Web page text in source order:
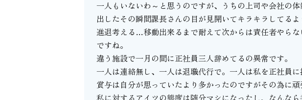
一人もいないわ～と思うのですが、うちの上司や会社の
出したその瞬間課長さんの目が見開いてキラキラしてる
進退考える…移動出来るまで耐えて次からは責任者やらな
ですね。
違う施設で一月の間に正社員三人辞めてるの異常です。
一人は連絡無し、一人は退職代行で。一人は私を正社員
賞与は自分が思っていたより多かったのですがその為に頑
私に対するアイツの態度は随分マシになったし、なんな